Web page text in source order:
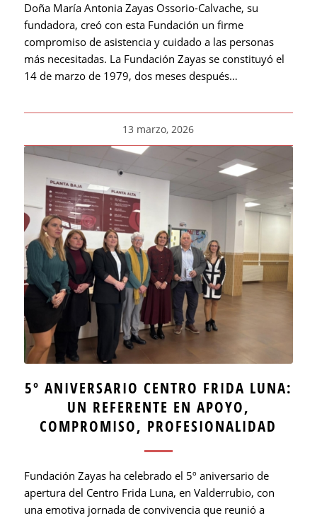
Doña María Antonia Zayas Ossorio-Calvache, su
fundadora, creó con esta Fundación un firme
compromiso de asistencia y cuidado a las personas
más necesitadas. La Fundación Zayas se constituyó el
14 de marzo de 1979, dos meses después…
13 marzo, 2026
5º ANIVERSARIO CENTRO FRIDA LUNA:
UN REFERENTE EN APOYO,
COMPROMISO, PROFESIONALIDAD
Fundación Zayas ha celebrado el 5º aniversario de
apertura del Centro Frida Luna, en Valderrubio, con
una emotiva jornada de convivencia que reunió a